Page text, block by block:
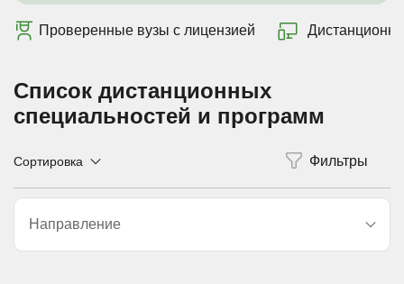
Проверенные вузы с лицензией Дистанционно
Список дистанционных
специальностей и программ
Направление
Сортировка